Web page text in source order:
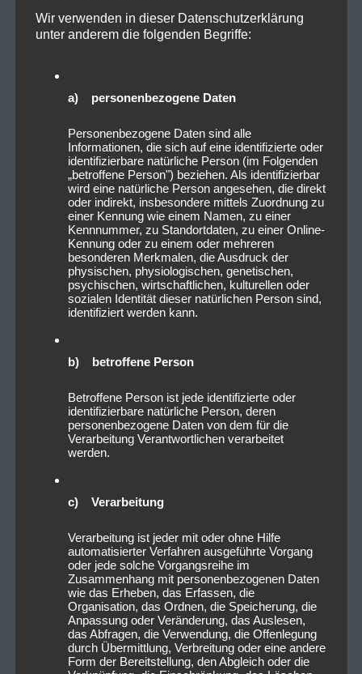
Wir verwenden in dieser Datenschutzerklärung
unter anderem die folgenden Begriffe:
a) personenbezogene Daten
Personenbezogene Daten sind alle
Informationen, die sich auf eine identifizierte oder
identifizierbare natürliche Person (im Folgenden
„betroffene Person") beziehen. Als identifizierbar
wird eine natürliche Person angesehen, die direkt
oder indirekt, insbesondere mittels Zuordnung zu
einer Kennung wie einem Namen, zu einer
Kennnummer, zu Standortdaten, zu einer Online-
Kennung oder zu einem oder mehreren
besonderen Merkmalen, die Ausdruck der
physischen, physiologischen, genetischen,
psychischen, wirtschaftlichen, kulturellen oder
sozialen Identität dieser natürlichen Person sind,
identifiziert werden kann.
b) betroffene Person
Betroffene Person ist jede identifizierte oder
identifizierbare natürliche Person, deren
personenbezogene Daten von dem für die
Verarbeitung Verantwortlichen verarbeitet
werden.
c) Verarbeitung
Verarbeitung ist jeder mit oder ohne Hilfe
automatisierter Verfahren ausgeführte Vorgang
oder jede solche Vorgangsreihe im
Zusammenhang mit personenbezogenen Daten
wie das Erheben, das Erfassen, die
Organisation, das Ordnen, die Speicherung, die
Anpassung oder Veränderung, das Auslesen,
das Abfragen, die Verwendung, die Offenlegung
durch Übermittlung, Verbreitung oder eine andere
Form der Bereitstellung, den Abgleich oder die